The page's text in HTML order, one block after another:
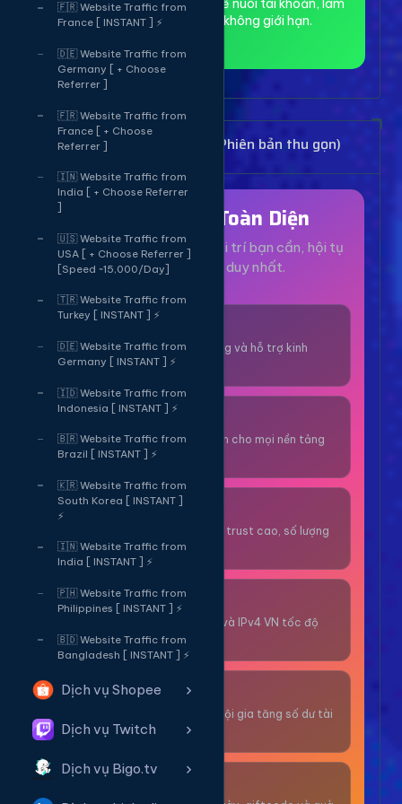
🇫🇷 Website Traffic from
France [ INSTANT ] ⚡
🇩🇪 Website Traffic from
Germany [ + Choose
Referrer ]
🇫🇷 Website Traffic from
France [ + Choose
Referrer ]
🇮🇳 Website Traffic from
India [ + Choose Referrer
🇺🇸 Website Traffic from
USA [ + Choose Referrer ]
[Speed ~15,000/Day]
🇹🇷 Website Traffic from
Turkey [ INSTANT ] ⚡
🇩🇪 Website Traffic from
Germany [ INSTANT ] ⚡
🇮🇩 Website Traffic from
Indonesia [ INSTANT ] ⚡
🇧🇷 Website Traffic from
Brazil [ INSTANT ] ⚡
🇰🇷 Website Traffic from
South Korea [ INSTANT ]
⚡
🇮🇳 Website Traffic from
India [ INSTANT ] ⚡
🇵🇭 Website Traffic from
Philippines [ INSTANT ] ⚡
🇧🇩 Website Traffic from
Bangladesh [ INSTANT ] ⚡
Dịch vụ Shopee
Dịch vụ Twitch
Dịch vụ Bigo.tv
toàn và ẩn danh, phù hợp để nuôi tài khoản, làm
MMO và truy cập web không giới hạn.
Bảng Dịch Vụ Mạng Xã Hội (Phiên bản thu gọn)
Hệ Sinh Thái Toàn Diện
Mọi dịch vụ, tiện ích và giải trí bạn cần, hội tụ
tại một nền tảng duy nhất.
1000+ Dịch Vụ
Công cụ tăng trưởng và hỗ trợ kinh
doanh online.
Thuê OTP SĐT
Nhận code xác minh cho mọi nền tảng
tức thì.
OTP/Mua Gmail
Tài khoản gmail cổ, trust cao, số lượng
lớn.
Thuê Proxy
Proxy dân cư xoay và IPv4 VN tốc độ
cao.
Giải Trí
Thư giãn và có cơ hội gia tăng số dư tài
khoản.